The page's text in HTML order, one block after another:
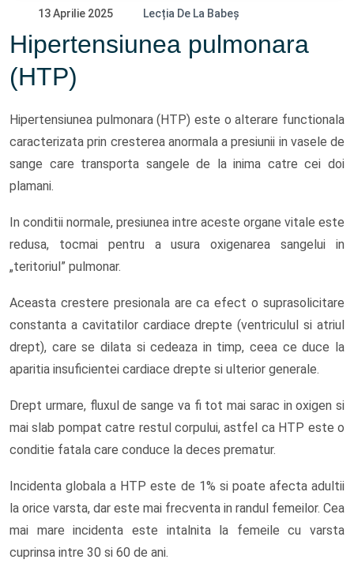
13 Aprilie 2025 Lecția De La Babeș
Hipertensiunea pulmonara
(HTP)
Hipertensiunea pulmonara (HTP) este o alterare functionala
caracterizata prin cresterea anormala a presiunii in vasele de
sange care transporta sangele de la inima catre cei doi
plamani.
In conditii normale, presiunea intre aceste organe vitale este
redusa, tocmai pentru a usura oxigenarea sangelui in
„teritoriul” pulmonar.
Aceasta crestere presionala are ca efect o suprasolicitare
constanta a cavitatilor cardiace drepte (ventriculul si atriul
drept), care se dilata si cedeaza in timp, ceea ce duce la
aparitia insuficientei cardiace drepte si ulterior generale.
Drept urmare, fluxul de sange va fi tot mai sarac in oxigen si
mai slab pompat catre restul corpului, astfel ca HTP este o
conditie fatala care conduce la deces prematur.
Incidenta globala a HTP este de 1% si poate afecta adultii
la orice varsta, dar este mai frecventa in randul femeilor. Cea
mai mare incidenta este intalnita la femeile cu varsta
cuprinsa intre 30 si 60 de ani.